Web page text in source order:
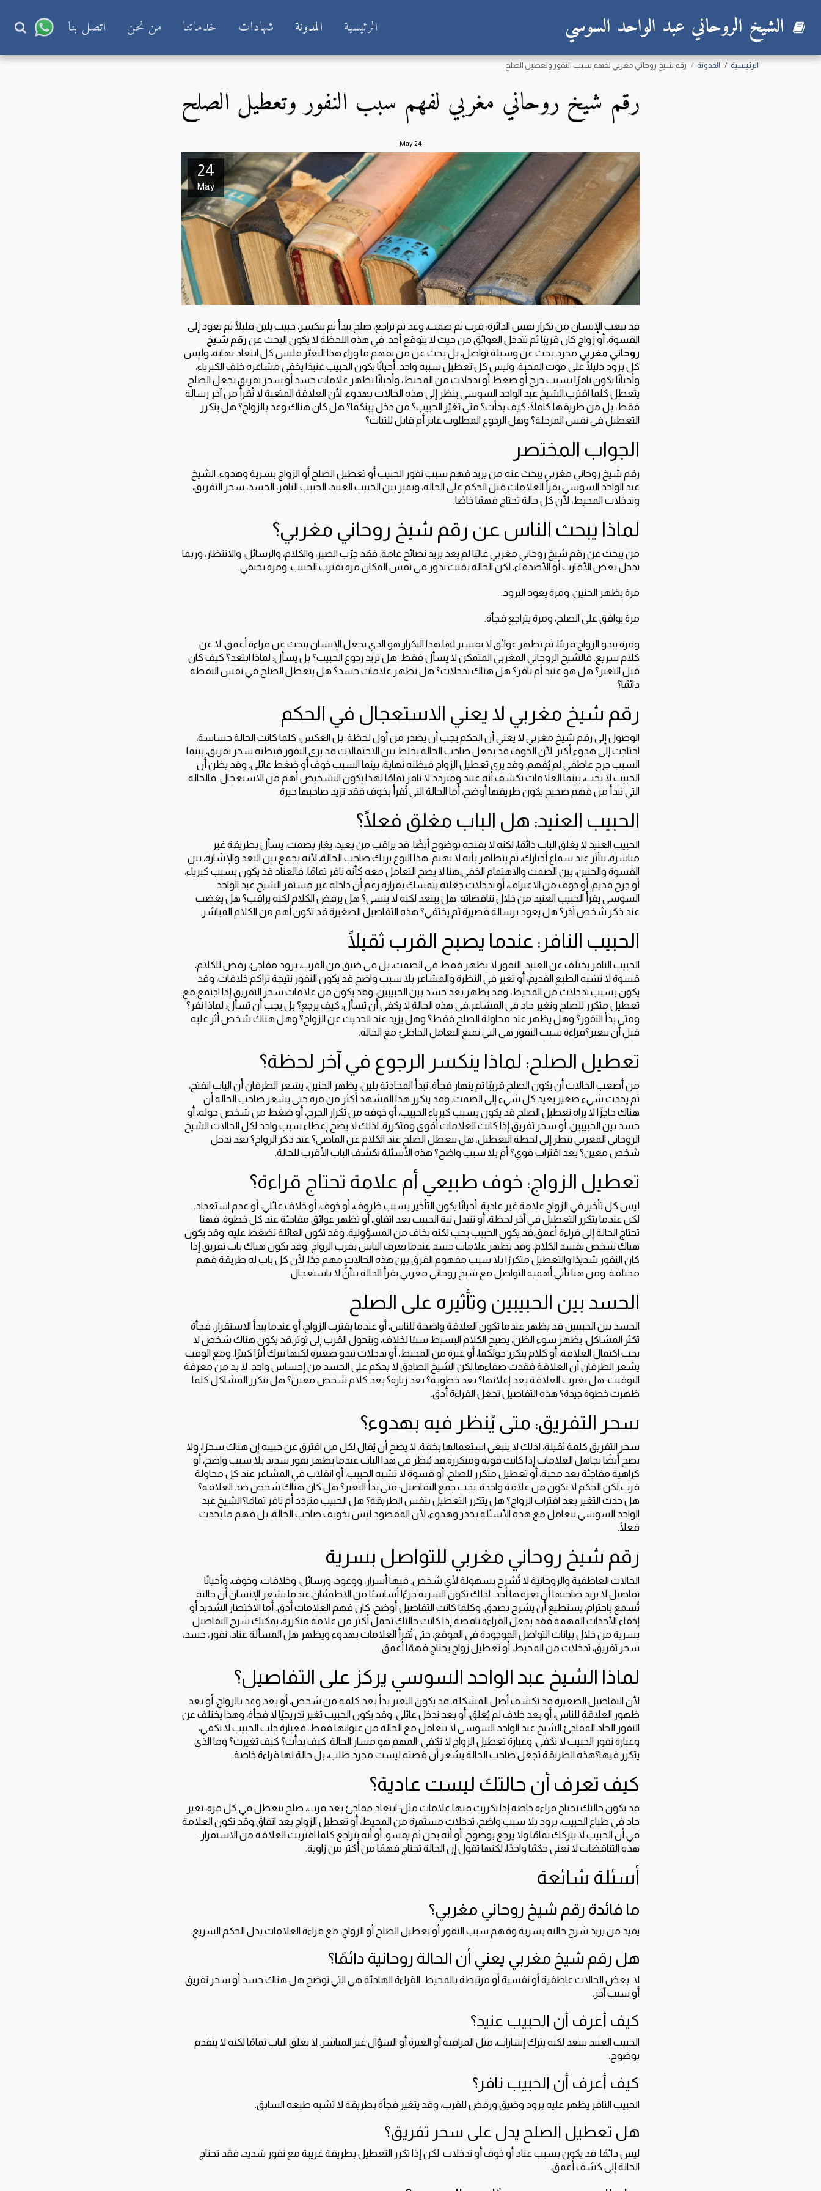
الشيخ الروحاني عبد الواحد السوسي الرئيسية المدونة شهادات خدماتنا من نحن اتصل بنا
الرئيسية المدونة رقم شيخ روحاني مغربي لفهم سبب النفور وتعطيل الصلح
رقم شيخ روحاني مغربي لفهم سبب النفور وتعطيل الصلح
24
May
24
May
قد يتعب الإنسان من تكرار نفس الدائرة: قرب ثم صمت، وعد ثم تراجع، صلح يبدأ ثم ينكسر، حبيب يلين قليلًا ثم يعود إلى
القسوة، أو زواج كان قريبًا ثم تتدخل العوائق من حيث لا يتوقع أحد. في هذه اللحظة لا يكون البحث عن رقم شيخ
روحاني مغربي مجرد بحث عن وسيلة تواصل، بل بحث عن من يفهم ما وراء هذا التغيّر.فليس كل ابتعاد نهاية، وليس
كل برود دليلًا على موت المحبة، وليس كل تعطيل سببه واحد. أحيانًا يكون الحبيب عنيدًا يخفي مشاعره خلف الكبرياء،
وأحيانًا يكون نافرًا بسبب جرح أو ضغط أو تدخلات من المحيط، وأحيانًا تظهر علامات حسد أو سحر تفريق تجعل الصلح
يتعطل كلما اقترب.الشيخ عبد الواحد السوسي ينظر إلى هذه الحالات بهدوء، لأن العلاقة المتعبة لا تُقرأ من آخر رسالة
فقط، بل من طريقها كاملًا: كيف بدأت؟ متى تغيّر الحبيب؟ من دخل بينكما؟ هل كان هناك وعد بالزواج؟ هل يتكرر
التعطيل في نفس المرحلة؟ وهل الرجوع المطلوب عابر أم قابل للثبات؟
الجواب المختصر
رقم شيخ روحاني مغربي يبحث عنه من يريد فهم سبب نفور الحبيب أو تعطيل الصلح أو الزواج بسرية وهدوء. الشيخ
عبد الواحد السوسي يقرأ العلامات قبل الحكم على الحالة، ويميز بين الحبيب العنيد، الحبيب النافر، الحسد، سحر التفريق،
وتدخلات المحيط، لأن كل حالة تحتاج فهمًا خاصًا.
لماذا يبحث الناس عن رقم شيخ روحاني مغربي؟
من يبحث عن رقم شيخ روحاني مغربي غالبًا لم يعد يريد نصائح عامة. فقد جرّب الصبر، والكلام، والرسائل، والانتظار، وربما
تدخل بعض الأقارب أو الأصدقاء، لكن الحالة بقيت تدور في نفس المكان.مرة يقترب الحبيب، ومرة يختفي.
مرة يظهر الحنين، ومرة يعود البرود.
مرة يوافق على الصلح، ومرة يتراجع فجأة.
ومرة يبدو الزواج قريبًا، ثم تظهر عوائق لا تفسير لها.هذا التكرار هو الذي يجعل الإنسان يبحث عن قراءة أعمق، لا عن
كلام سريع. فالشيخ الروحاني المغربي المتمكن لا يسأل فقط: هل تريد رجوع الحبيب؟ بل يسأل: لماذا ابتعد؟ كيف كان
قبل التغير؟ هل هو عنيد أم نافر؟ هل هناك تدخلات؟ هل تظهر علامات حسد؟ هل يتعطل الصلح في نفس النقطة
دائمًا؟
رقم شيخ مغربي لا يعني الاستعجال في الحكم
الوصول إلى رقم شيخ مغربي لا يعني أن الحكم يجب أن يصدر من أول لحظة. بل العكس، كلما كانت الحالة حساسة،
احتاجت إلى هدوء أكبر. لأن الخوف قد يجعل صاحب الحالة يخلط بين الاحتمالات.قد يرى النفور فيظنه سحر تفريق، بينما
السبب جرح عاطفي لم يُفهم. وقد يرى تعطيل الزواج فيظنه نهاية، بينما السبب خوف أو ضغط عائلي. وقد يظن أن
الحبيب لا يحب، بينما العلامات تكشف أنه عنيد ومتردد لا نافر تمامًا.لهذا يكون التشخيص أهم من الاستعجال. فالحالة
التي تبدأ من فهم صحيح يكون طريقها أوضح، أما الحالة التي تُقرأ بخوف فقد تزيد صاحبها حيرة.
الحبيب العنيد: هل الباب مغلق فعلًا؟
الحبيب العنيد لا يغلق الباب دائمًا، لكنه لا يفتحه بوضوح أيضًا. قد يراقب من بعيد، يغار بصمت، يسأل بطريقة غير
مباشرة، يتأثر عند سماع أخبارك، ثم يتظاهر بأنه لا يهتم. هذا النوع يربك صاحب الحالة، لأنه يجمع بين البعد والإشارة، بين
القسوة والحنين، بين الصمت والاهتمام الخفي.هنا لا يصح التعامل معه كأنه نافر تمامًا. فالعناد قد يكون بسبب كبرياء،
أو جرح قديم، أو خوف من الاعتراف، أو تدخلات جعلته يتمسك بقراره رغم أن داخله غير مستقر.الشيخ عبد الواحد
السوسي يقرأ الحبيب العنيد من خلال تناقضاته. هل يبتعد لكنه لا ينسى؟ هل يرفض الكلام لكنه يراقب؟ هل يغضب
عند ذكر شخص آخر؟ هل يعود برسالة قصيرة ثم يختفي؟ هذه التفاصيل الصغيرة قد تكون أهم من الكلام المباشر.
الحبيب النافر: عندما يصبح القرب ثقيلًا
الحبيب النافر يختلف عن العنيد. النفور لا يظهر فقط في الصمت، بل في ضيق من القرب، برود مفاجئ، رفض للكلام،
قسوة لا تشبه الطبع القديم، أو تغير في النظرة والمشاعر بلا سبب واضح.قد يكون النفور نتيجة تراكم خلافات، وقد
يكون بسبب تدخلات من المحيط، وقد يظهر بعد حسد بين الحبيبين، وقد يكون من علامات سحر التفريق إذا اجتمع مع
تعطيل متكرر للصلح وتغير حاد في المشاعر.في هذه الحالة لا يكفي أن تسأل: كيف يرجع؟ بل يجب أن تسأل: لماذا نفر؟
ومتى بدأ النفور؟ وهل يظهر عند محاولة الصلح فقط؟ وهل يزيد عند الحديث عن الزواج؟ وهل هناك شخص أثر عليه
قبل أن يتغير؟قراءة سبب النفور هي التي تمنع التعامل الخاطئ مع الحالة.
تعطيل الصلح: لماذا ينكسر الرجوع في آخر لحظة؟
من أصعب الحالات أن يكون الصلح قريبًا ثم ينهار فجأة. تبدأ المحادثة بلين، يظهر الحنين، يشعر الطرفان أن الباب انفتح،
ثم يحدث شيء صغير يعيد كل شيء إلى الصمت. وقد يتكرر هذا المشهد أكثر من مرة حتى يشعر صاحب الحالة أن
هناك حاجزًا لا يراه.تعطيل الصلح قد يكون بسبب كبرياء الحبيب، أو خوفه من تكرار الجرح، أو ضغط من شخص حوله، أو
حسد بين الحبيبين، أو سحر تفريق إذا كانت العلامات أقوى ومتكررة. لذلك لا يصح إعطاء سبب واحد لكل الحالات.الشيخ
الروحاني المغربي ينظر إلى لحظة التعطيل: هل يتعطل الصلح عند الكلام عن الماضي؟ عند ذكر الزواج؟ بعد تدخل
شخص معين؟ بعد اقتراب قوي؟ أم بلا سبب واضح؟ هذه الأسئلة تكشف الباب الأقرب للحالة.
تعطيل الزواج: خوف طبيعي أم علامة تحتاج قراءة؟
ليس كل تأخير في الزواج علامة غير عادية. أحيانًا يكون التأخير بسبب ظروف، أو خوف، أو خلاف عائلي، أو عدم استعداد.
لكن عندما يتكرر التعطيل في آخر لحظة، أو تتبدل نية الحبيب بعد اتفاق، أو تظهر عوائق مفاجئة عند كل خطوة، فهنا
تحتاج الحالة إلى قراءة أعمق.قد يكون الحبيب يحب لكنه يخاف من المسؤولية. وقد تكون العائلة تضغط عليه. وقد يكون
هناك شخص يفسد الكلام. وقد تظهر علامات حسد عندما يعرف الناس بقرب الزواج. وقد يكون هناك باب تفريق إذا
كان النفور شديدًا والتعطيل متكررًا بلا سبب مفهوم.الفرق بين هذه الحالات مهم جدًا، لأن كل باب له طريقة فهم
مختلفة. ومن هنا تأتي أهمية التواصل مع شيخ روحاني مغربي يقرأ الحالة بتأنٍّ لا باستعجال.
الحسد بين الحبيبين وتأثيره على الصلح
الحسد بين الحبيبين قد يظهر عندما تكون العلاقة واضحة للناس، أو عندما يقترب الزواج، أو عندما يبدأ الاستقرار. فجأة
تكثر المشاكل، يظهر سوء الظن، يصبح الكلام البسيط سببًا لخلاف، ويتحول القرب إلى توتر.قد يكون هناك شخص لا
يحب اكتمال العلاقة، أو كلام يتكرر حولكما، أو غيرة من المحيط، أو تدخلات تبدو صغيرة لكنها تترك أثرًا كبيرًا. ومع الوقت
يشعر الطرفان أن العلاقة فقدت صفاءها.لكن الشيخ الصادق لا يحكم على الحسد من إحساس واحد. لا بد من معرفة
التوقيت: هل تغيرت العلاقة بعد إعلانها؟ بعد خطوبة؟ بعد زيارة؟ بعد كلام شخص معين؟ هل تتكرر المشاكل كلما
ظهرت خطوة جيدة؟ هذه التفاصيل تجعل القراءة أدق.
سحر التفريق: متى يُنظر فيه بهدوء؟
سحر التفريق كلمة ثقيلة، لذلك لا ينبغي استعمالها بخفة. لا يصح أن يُقال لكل من افترق عن حبيبه إن هناك سحرًا، ولا
يصح أيضًا تجاهل العلامات إذا كانت قوية ومتكررة.قد يُنظر في هذا الباب عندما يظهر نفور شديد بلا سبب واضح، أو
كراهية مفاجئة بعد محبة، أو تعطيل متكرر للصلح، أو قسوة لا تشبه الحبيب، أو انقلاب في المشاعر عند كل محاولة
قرب.لكن الحكم لا يكون من علامة واحدة. يجب جمع التفاصيل: متى بدأ التغير؟ هل كان هناك شخص ضد العلاقة؟
هل حدث التغير بعد اقتراب الزواج؟ هل يتكرر التعطيل بنفس الطريقة؟ هل الحبيب متردد أم نافر تمامًا؟الشيخ عبد
الواحد السوسي يتعامل مع هذه الأسئلة بحذر وهدوء، لأن المقصود ليس تخويف صاحب الحالة، بل فهم ما يحدث
فعلًا.
رقم شيخ روحاني مغربي للتواصل بسرية
الحالات العاطفية والروحانية لا تُشرح بسهولة لأي شخص. فيها أسرار، ووعود، ورسائل، وخلافات، وخوف، وأحيانًا
تفاصيل لا يريد صاحبها أن يعرفها أحد. لذلك تكون السرية جزءًا أساسيًا من الاطمئنان.عندما يشعر الإنسان أن حالته
تُسمع باحترام، يستطيع أن يشرح بصدق. وكلما كانت التفاصيل أوضح، كان فهم العلامات أدق. أما الاختصار الشديد أو
إخفاء الأحداث المهمة فقد يجعل القراءة ناقصة.إذا كانت حالتك تحمل أكثر من علامة متكررة، يمكنك شرح التفاصيل
بسرية من خلال بيانات التواصل الموجودة في الموقع، حتى تُقرأ العلامات بهدوء ويظهر هل المسألة عناد، نفور، حسد،
سحر تفريق، تدخلات من المحيط، أو تعطيل زواج يحتاج فهمًا أعمق.
لماذا الشيخ عبد الواحد السوسي يركز على التفاصيل؟
لأن التفاصيل الصغيرة قد تكشف أصل المشكلة. قد يكون التغير بدأ بعد كلمة من شخص، أو بعد وعد بالزواج، أو بعد
ظهور العلاقة للناس، أو بعد خلاف لم يُغلق، أو بعد تدخل عائلي. وقد يكون الحبيب تغير تدريجيًا لا فجأة، وهذا يختلف عن
النفور الحاد المفاجئ.الشيخ عبد الواحد السوسي لا يتعامل مع الحالة من عنوانها فقط. فعبارة جلب الحبيب لا تكفي،
وعبارة نفور الحبيب لا تكفي، وعبارة تعطيل الزواج لا تكفي. المهم هو مسار الحالة: كيف بدأت؟ كيف تغيرت؟ وما الذي
يتكرر فيها؟هذه الطريقة تجعل صاحب الحالة يشعر أن قصته ليست مجرد طلب، بل حالة لها قراءة خاصة.
كيف تعرف أن حالتك ليست عادية؟
قد تكون حالتك تحتاج قراءة خاصة إذا تكررت فيها علامات مثل: ابتعاد مفاجئ بعد قرب، صلح يتعطل في كل مرة، تغير
حاد في طباع الحبيب، برود بلا سبب واضح، تدخلات مستمرة من المحيط، أو تعطيل الزواج بعد اتفاق.وقد تكون العلامة
في أن الحبيب لا يتركك تمامًا ولا يرجع بوضوح. أو أنه يحن ثم يقسو. أو أنه يتراجع كلما اقتربت العلاقة من الاستقرار.
هذه التناقضات لا تعني حكمًا واحدًا، لكنها تقول إن الحالة تحتاج فهمًا من أكثر من زاوية.
أسئلة شائعة
ما فائدة رقم شيخ روحاني مغربي؟
يفيد من يريد شرح حالته بسرية وفهم سبب النفور أو تعطيل الصلح أو الزواج، مع قراءة العلامات بدل الحكم السريع.
هل رقم شيخ مغربي يعني أن الحالة روحانية دائمًا؟
لا. بعض الحالات عاطفية أو نفسية أو مرتبطة بالمحيط. القراءة الهادئة هي التي توضح هل هناك حسد أو سحر تفريق
أو سبب آخر.
كيف أعرف أن الحبيب عنيد؟
الحبيب العنيد يبتعد لكنه يترك إشارات، مثل المراقبة أو الغيرة أو السؤال غير المباشر. لا يغلق الباب تمامًا لكنه لا يتقدم
بوضوح.
كيف أعرف أن الحبيب نافر؟
الحبيب النافر يظهر عليه برود وضيق ورفض للقرب، وقد يتغير فجأة بطريقة لا تشبه طبعه السابق.
هل تعطيل الصلح يدل على سحر تفريق؟
ليس دائمًا. قد يكون بسبب عناد أو خوف أو تدخلات. لكن إذا تكرر التعطيل بطريقة غريبة مع نفور شديد، فقد تحتاج
الحالة إلى كشف أعمق.